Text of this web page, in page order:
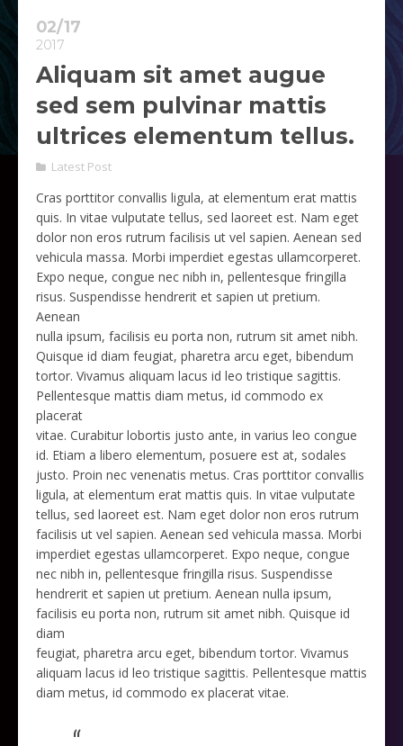
02/17
2017
Aliquam sit amet augue
sed sem pulvinar mattis
ultrices elementum tellus.
Latest Post
Cras porttitor convallis ligula, at elementum erat mattis
quis. In vitae vulputate tellus, sed laoreet est. Nam eget
dolor non eros rutrum facilisis ut vel sapien. Aenean sed
vehicula massa. Morbi imperdiet egestas ullamcorperet.
Expo neque, congue nec nibh in, pellentesque fringilla
risus. Suspendisse hendrerit et sapien ut pretium.
Aenean
nulla ipsum, facilisis eu porta non, rutrum sit amet nibh.
Quisque id diam feugiat, pharetra arcu eget, bibendum
tortor. Vivamus aliquam lacus id leo tristique sagittis.
Pellentesque mattis diam metus, id commodo ex
placerat
vitae. Curabitur lobortis justo ante, in varius leo congue
id. Etiam a libero elementum, posuere est at, sodales
justo. Proin nec venenatis metus. Cras porttitor convallis
ligula, at elementum erat mattis quis. In vitae vulputate
tellus, sed laoreet est. Nam eget dolor non eros rutrum
facilisis ut vel sapien. Aenean sed vehicula massa. Morbi
imperdiet egestas ullamcorperet. Expo neque, congue
nec nibh in, pellentesque fringilla risus. Suspendisse
hendrerit et sapien ut pretium. Aenean nulla ipsum,
facilisis eu porta non, rutrum sit amet nibh. Quisque id
diam
feugiat, pharetra arcu eget, bibendum tortor. Vivamus
aliquam lacus id leo tristique sagittis. Pellentesque mattis
diam metus, id commodo ex placerat vitae.